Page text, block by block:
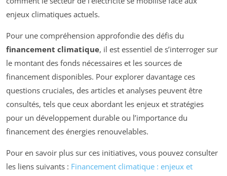
enjeux climatiques actuels.
Pour une compréhension approfondie des défis du
financement climatique, il est essentiel de s’interroger sur
le montant des fonds nécessaires et les sources de
financement disponibles. Pour explorer davantage ces
questions cruciales, des articles et analyses peuvent être
consultés, tels que ceux abordant les enjeux et stratégies
pour un développement durable ou l’importance du
financement des énergies renouvelables.
Pour en savoir plus sur ces initiatives, vous pouvez consulter
les liens suivants : Financement climatique : enjeux et